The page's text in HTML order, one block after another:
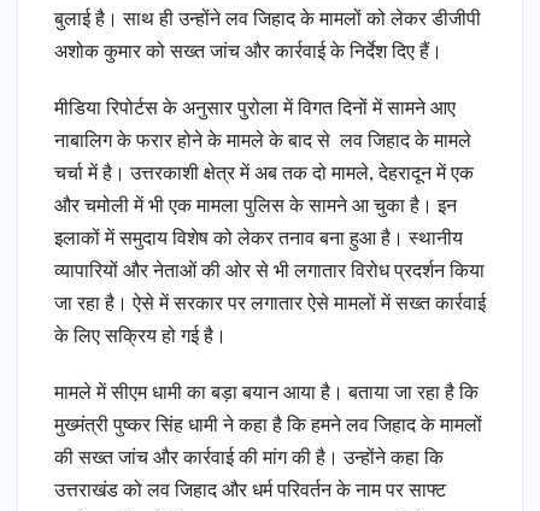
बुलाई है। साथ ही उन्होंने लव जिहाद के मामलों को लेकर डीजीपी
अशोक कुमार को सख्त जांच और कार्रवाई के निर्देश दिए हैं।
मीडिया रिपोर्टस के अनुसार पुरोला में विगत दिनों में सामने आए
नाबालिग के फरार होने के मामले के बाद से लव जिहाद के मामले
चर्चा में है। उत्तरकाशी क्षेत्र में अब तक दो मामले, देहरादून में एक
और चमोली में भी एक मामला पुलिस के सामने आ चुका है। इन
इलाकों में समुदाय विशेष को लेकर तनाव बना हुआ है। स्थानीय
व्यापारियों और नेताओं की ओर से भी लगातार विरोध प्रदर्शन किया
जा रहा है। ऐसे में सरकार पर लगातार ऐसे मामलों में सख्त कार्रवाई
के लिए सक्रिय हो गई है।
मामले में सीएम धामी का बड़ा बयान आया है। बताया जा रहा है कि
मुख्‍मंत्री पुष्‍कर सिंह धामी ने कहा है कि हमने लव जिहाद के मामलों
की सख्त जांच और कार्रवाई की मांग की है। उन्होंने कहा कि
उत्तराखंड को लव जिहाद और धर्म परिवर्तन के नाम पर साफ्ट